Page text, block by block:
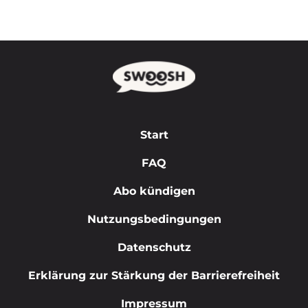
Start
FAQ
Abo kündigen
Nutzungsbedingungen
Datenschutz
Erklärung zur Stärkung der Barrierefreiheit
Impressum